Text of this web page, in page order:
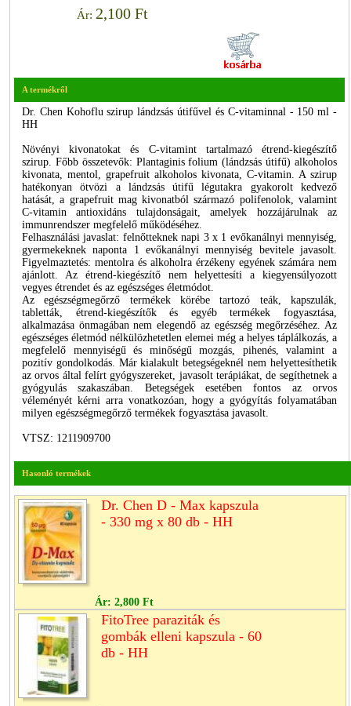
Ár: 2,100 Ft
A termékről
Dr. Chen Kohoflu szirup lándzsás útifűvel és C-vitaminnal - 150 ml -
HH
Növényi kivonatokat és C-vitamint tartalmazó étrend-kiegészítő
szirup. Főbb összetevők: Plantaginis folium (lándzsás útifű) alkoholos
kivonata, mentol, grapefruit alkoholos kivonata, C-vitamin. A szirup
hatékonyan ötvözi a lándzsás útifű légutakra gyakorolt kedvező
hatását, a grapefruit mag kivonatból származó polifenolok, valamint
C-vitamin antioxidáns tulajdonságait, amelyek hozzájárulnak az
immunrendszer megfelelő működéséhez.
Felhasználási javaslat: felnőtteknek napi 3 x 1 evőkanálnyi mennyiség,
gyermekeknek naponta 1 evőkanálnyi mennyiség bevitele javasolt.
Figyelmaztetés: mentolra és alkoholra érzékeny egyének számára nem
ajánlott. Az étrend-kiegészítő nem helyettesíti a kiegyensúlyozott
vegyes étrendet és az egészséges életmódot.
Az egészségmegőrző termékek körébe tartozó teák, kapszulák,
tabletták, étrend-kiegészítők és egyéb termékek fogyasztása,
alkalmazása önmagában nem elegendő az egészség megőrzéséhez. Az
egészséges életmód nélkülözhetetlen elemei még a helyes táplálkozás, a
megfelelő mennyiségű és minőségű mozgás, pihenés, valamint a
pozitív gondolkodás. Már kialakult betegségeknél nem helyettesíthetik
az orvos által felírt gyógyszereket, javasolt terápiákat, de segíthetnek a
gyógyulás szakaszában. Betegségek esetében fontos az orvos
véleményét kérni arra vonatkozóan, hogy a gyógyítás folyamatában
milyen egészségmegőrző termékek fogyasztása javasolt.
VTSZ: 1211909700
Hasonló termékek
Dr. Chen D - Max kapszula
- 330 mg x 80 db - HH
Ár: 2,800 Ft
FitoTree paraziták és
gombák elleni kapszula - 60
db - HH